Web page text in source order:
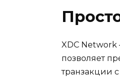
XDC
позволяет
транзакции